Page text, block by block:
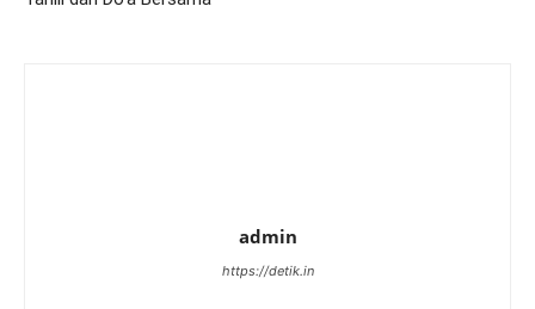
admin
https://detik.in